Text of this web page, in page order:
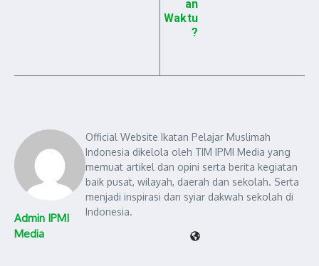
an
Waktu
?
Admin IPMI
Media
Official Website Ikatan Pelajar Muslimah
Indonesia dikelola oleh TIM IPMI Media yang
memuat artikel dan opini serta berita kegiatan
baik pusat, wilayah, daerah dan sekolah. Serta
menjadi inspirasi dan syiar dakwah sekolah di
Indonesia.